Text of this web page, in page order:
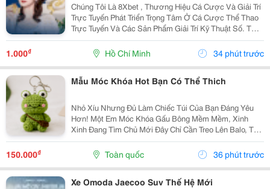
Chúng Tôi Là 8Xbet , Thương Hiệu Cá Cược Và Giải Trí
Trực Tuyến Phát Triển Trọng Tâm Ở Cá Cược Thể Thao
Trực Tuyến Và Các Sản Phẩm Giải Trí Kỹ Thuật Số. Từ
Năm 2024, 8Xbet Trở Thành Đối Tác Cá Cược Chính
Thức Tại Khu Vực Châu Á &Ndash; Thái Bình...
1.000₫ Hồ Chí Minh 34 phút trước
Mẫu Móc Khóa Hot Bạn Có Thể Thich
Nhỏ Xíu Nhưng Đủ Làm Chiếc Túi Của Bạn Đáng Yêu
Hơn! Một Em Móc Khóa Gấu Bông Mềm Mềm, Xinh
Xinh Đang Tìm Chủ Mới Đây Chỉ Cần Treo Lên Balo, Túi
Xách Hay Chìa Khóa Là Chiếc Túi Lập Tức Có Thêm
Một Điểm Nhấn Cực Yêu. Không Cần Quá Cầu Kỳ, Đôi
150.000₫ Toàn quốc 36 phút trước
Xe Omoda Jaecoo Suv Thế Hệ Mới